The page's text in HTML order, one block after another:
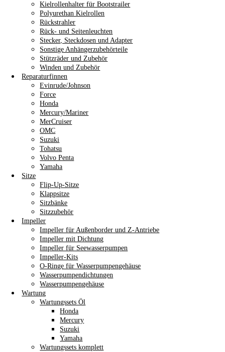
Kielrollenhalter für Bootstrailer
Polyurethan Kielrollen
Rückstrahler
Rück- und Seitenleuchten
Stecker, Steckdosen und Adapter
Sonstige Anhängerzubehörteile
Stützräder und Zubehör
Winden und Zubehör
Reparaturfinnen
Evinrude/Johnson
Force
Honda
Mercury/Mariner
MerCruiser
OMC
Suzuki
Tohatsu
Volvo Penta
Yamaha
Sitze
Flip-Up-Sitze
Klappsitze
Sitzbänke
Sitzzubehör
Impeller
Impeller für Außenborder und Z-Antriebe
Impeller mit Dichtung
Impeller für Seewasserpumpen
Impeller-Kits
O-Ringe für Wasserpumpengehäuse
Wasserpumpendichtungen
Wasserpumpengehäuse
Wartung
Wartungssets Öl
Honda
Mercury
Suzuki
Yamaha
Wartungssets komplett